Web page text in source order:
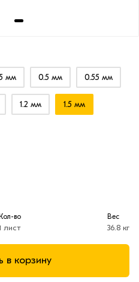
мм 0.5 мм 0.55 мм
1.2 мм 1.5 мм
Кол-во
лист
Вес
36.8 кг
в корзину